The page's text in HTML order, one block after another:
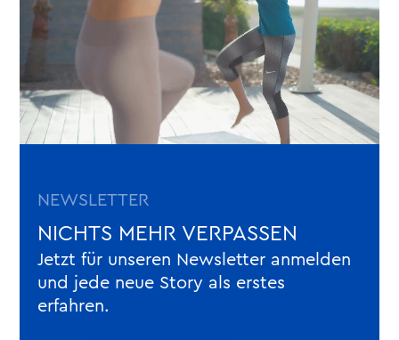
NEWSLETTER
NICHTS MEHR VERPASSEN
Jetzt für unseren Newsletter anmelden
und jede neue Story als erstes
erfahren.